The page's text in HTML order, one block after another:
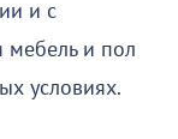
и с
мебель и пол
условиях.